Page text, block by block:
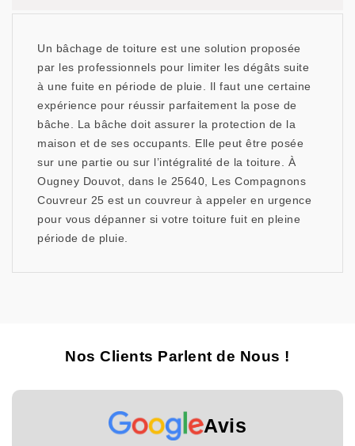
Un bâchage de toiture est une solution proposée
par les professionnels pour limiter les dégâts suite
à une fuite en période de pluie. Il faut une certaine
expérience pour réussir parfaitement la pose de
bâche. La bâche doit assurer la protection de la
maison et de ses occupants. Elle peut être posée
sur une partie ou sur l’intégralité de la toiture. À
Ougney Douvot, dans le 25640, Les Compagnons
Couvreur 25 est un couvreur à appeler en urgence
pour vous dépanner si votre toiture fuit en pleine
période de pluie.
Nos Clients Parlent de Nous !
Avis